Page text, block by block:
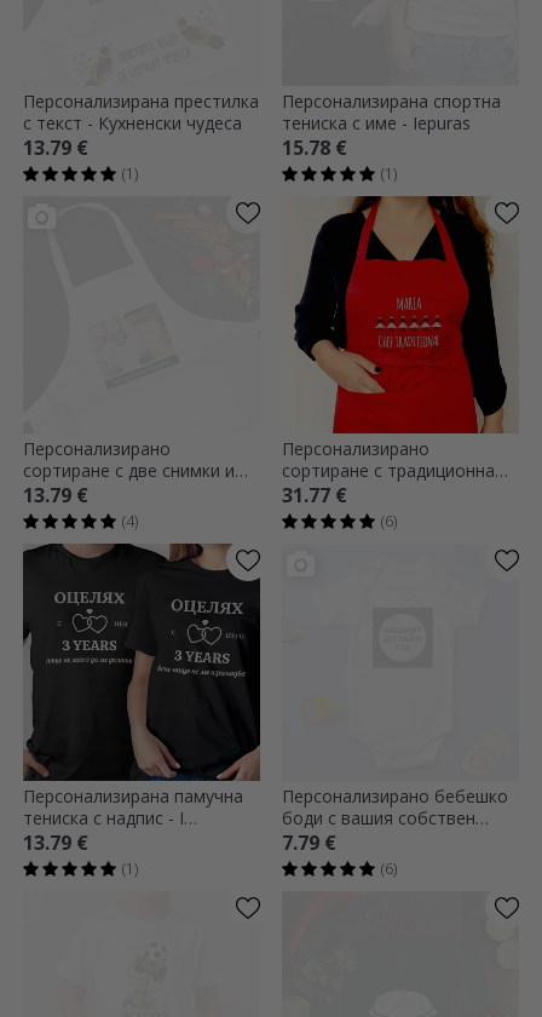
Персонализирана престилка
с текст - Кухненски чудеса
13.79 €
(1)
Персонализирана спортна
тениска с име - Iepuras
15.78 €
(1)
Персонализирано
сортиране с две снимки и
текст
13.79 €
(4)
Персонализирано
сортиране с традиционна
бродерия върху червено
31.77 €
(6)
Персонализирана памучна
тениска с надпис - I
SURVIVED (Аз оцелях)
13.79 €
(1)
Персонализирано бебешко
боди с вашия собствен
квадратен графичен дизайн
7.79 €
(6)